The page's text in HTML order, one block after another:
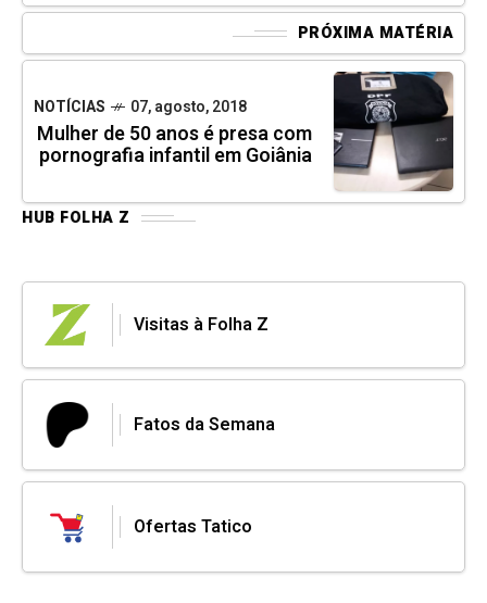
PRÓXIMA MATÉRIA
NOTÍCIAS 07, agosto, 2018
Mulher de 50 anos é presa com
pornografia infantil em Goiânia
HUB FOLHA Z
Visitas à Folha Z
Fatos da Semana
Ofertas Tatico